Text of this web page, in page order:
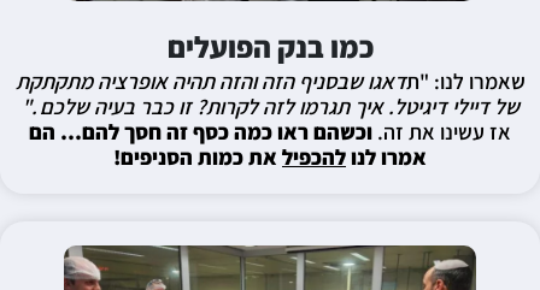
כמו בנק הפועלים
שאמרו לנו: "תדאגו שבסניף הזה והזה תהיה אופרציה מתקתקת
של דיילי דיגיטל. איך תגרמו לזה לקרות? זו כבר בעיה שלכם ."
אז עשינו את זה. וכשהם ראו כמה כסף זה חסך להם… הם
אמרו לנולהכפיל את כמות הסניפים!